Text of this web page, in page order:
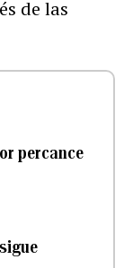
de las
percance